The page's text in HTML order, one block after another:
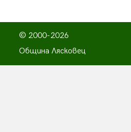
© 2000-2026
Община Лясковец